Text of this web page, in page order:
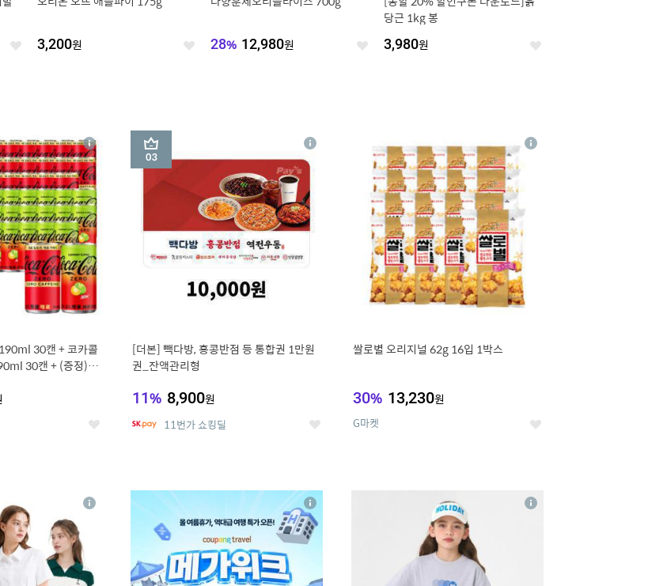
좋 3,200원 좋 28% 12,980원 좋
당근 1kg 봉
3,980원 좋
30캔 + 코카콜
30캔 + (증정) 콜
좋
상
세
3
[더본] 빽다방, 홍콩반점 등 통합권 1만원
권_잔액관리형
11% 8,900원
11번가 쇼킹딜 좋
상
세
쌀로별 오리지널 62g 16입 1박스
30% 13,230원
G마켓 좋
상
상
7
상
세
상